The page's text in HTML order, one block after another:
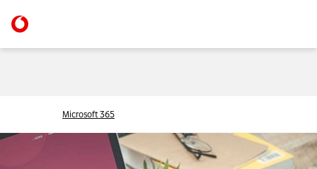
Microsoft 365